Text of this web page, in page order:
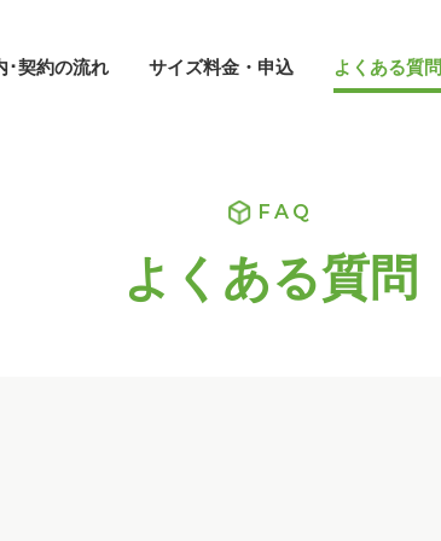
･契約の流れ サイズ料金・申込 よくある質問
FAQ
よくある質問